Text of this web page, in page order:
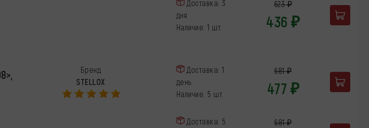
Доставка: 3
дня
Наличие: 1 шт.
623 ₽
436 ₽
Бренд
STELLOX
Доставка: 1
день
Наличие: 5 шт.
681 ₽
477 ₽
Доставка: 5
681 ₽